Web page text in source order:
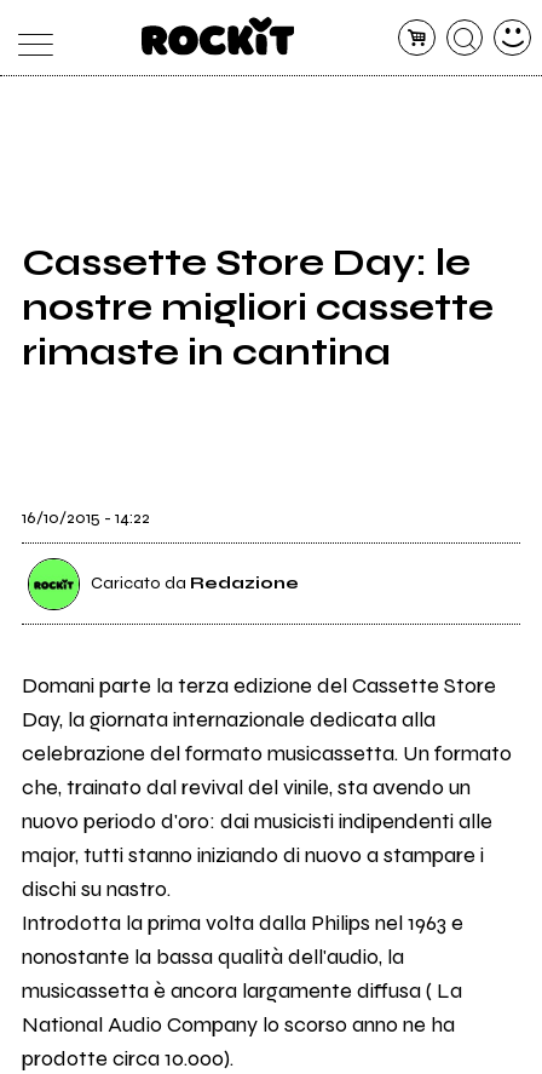
SHOP
RADIO
Cassette Store Day: le
nostre migliori cassette
rimaste in cantina
16/10/2015 - 14:22
Caricato da Redazione
Domani parte la terza edizione del Cassette Store
Day, la giornata internazionale dedicata alla
celebrazione del formato musicassetta. Un formato
che, trainato dal revival del vinile, sta avendo un
nuovo periodo d'oro: dai musicisti indipendenti alle
major, tutti stanno iniziando di nuovo a stampare i
dischi su nastro.
Introdotta la prima volta dalla Philips nel 1963 e
nonostante la bassa qualità dell'audio, la
musicassetta è ancora largamente diffusa ( La
National Audio Company lo scorso anno ne ha
prodotte circa 10.000).